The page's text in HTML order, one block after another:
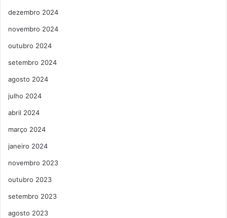
dezembro 2024
novembro 2024
outubro 2024
setembro 2024
agosto 2024
julho 2024
abril 2024
março 2024
janeiro 2024
novembro 2023
outubro 2023
setembro 2023
agosto 2023